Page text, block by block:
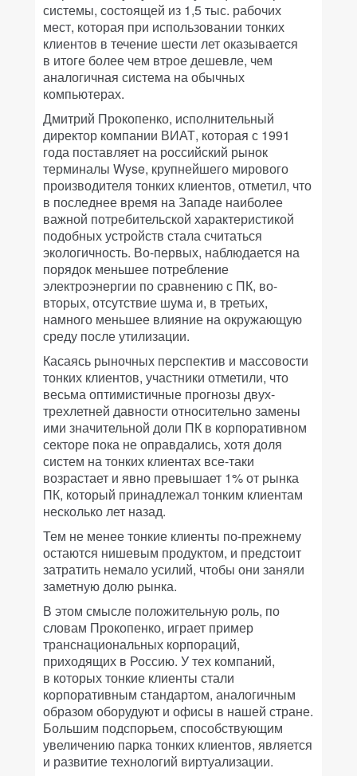
системы, состоящей из 1,5 тыс. рабочих
мест, которая при использовании тонких
клиентов в течение шести лет оказывается
в итоге более чем втрое дешевле, чем
аналогичная система на обычных
компьютерах.
Дмитрий Прокопенко, исполнительный
директор компании ВИАТ, которая с 1991
года поставляет на российский рынок
терминалы Wyse, крупнейшего мирового
производителя тонких клиентов, отметил, что
в последнее время на Западе наиболее
важной потребительской характеристикой
подобных устройств стала считаться
экологичность. Во-первых, наблюдается на
порядок меньшее потребление
электроэнергии по сравнению с ПК, во-
вторых, отсутствие шума и, в третьих,
намного меньшее влияние на окружающую
среду после утилизации.
Касаясь рыночных перспектив и массовости
тонких клиентов, участники отметили, что
весьма оптимистичные прогнозы двух-
трехлетней давности относительно замены
ими значительной доли ПК в корпоративном
секторе пока не оправдались, хотя доля
систем на тонких клиентах все-таки
возрастает и явно превышает 1% от рынка
ПК, который принадлежал тонким клиентам
несколько лет назад.
Тем не менее тонкие клиенты по-прежнему
остаются нишевым продуктом, и предстоит
затратить немало усилий, чтобы они заняли
заметную долю рынка.
В этом смысле положительную роль, по
словам Прокопенко, играет пример
транснациональных корпораций,
приходящих в Россию. У тех компаний,
в которых тонкие клиенты стали
корпоративным стандартом, аналогичным
образом оборудуют и офисы в нашей стране.
Большим подспорьем, способствующим
увеличению парка тонких клиентов, является
и развитие технологий виртуализации.